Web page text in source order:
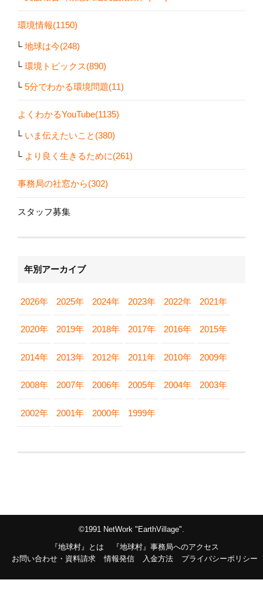
環境情報(1150)
地球は今(248)
環境トピックス(890)
5分でわかる環境問題(11)
よくわかるYouTube(1135)
いま伝えたいこと(380)
より良く生きるために(261)
事務局の社窓から(302)
スタッフ募集
年別アーカイブ
2026年 2025年 2024年 2023年 2022年 2021年
2020年 2019年 2018年 2017年 2016年 2015年
2014年 2013年 2012年 2011年 2010年 2009年
2008年 2007年 2006年 2005年 2004年 2003年
2002年 2001年 2000年 1999年
©1991 NetWork "EarthVillage".
『地球村』とは
『地球村』事務局へのアクセス
お問い合わせ・資料請求
情報発信 入金方法 プライバシーポリシー